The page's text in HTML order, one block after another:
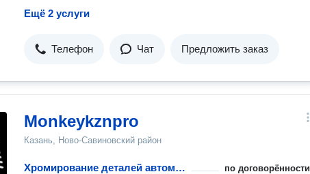
Ещё 2 услуги
Телефон Чат Предложить заказ
Monkeykznpro
Казань, Ново-Савиновский район
Хромирование деталей автомобиля по договорённости